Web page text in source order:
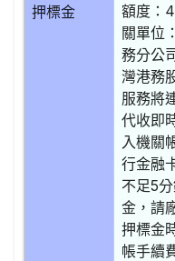
押標金
額度：
關單位
務分公
灣港務
服務將
代收即
入機關
行金融
不足5
金，請
押標金
帳手續